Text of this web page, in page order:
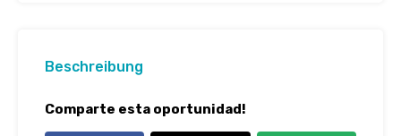
Beschreibung
Comparte esta oportunidad!